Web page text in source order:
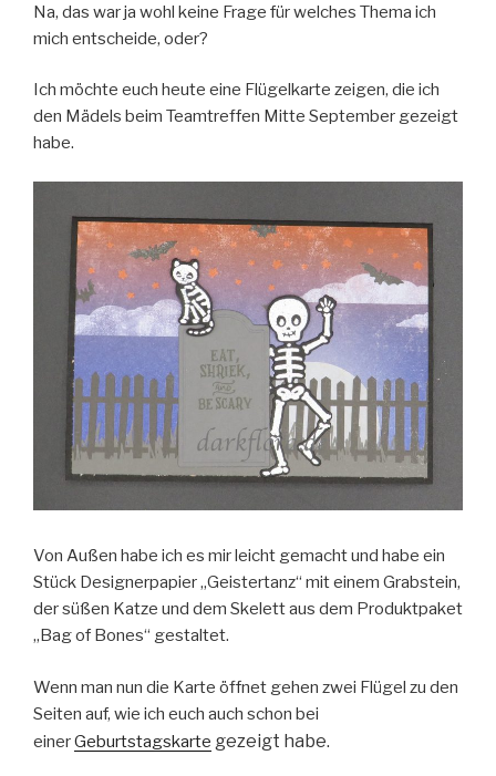
Na, das war ja wohl keine Frage für welches Thema ich
mich entscheide, oder?
Ich möchte euch heute eine Flügelkarte zeigen, die ich
den Mädels beim Teamtreffen Mitte September gezeigt
habe.
Von Außen habe ich es mir leicht gemacht und habe ein
Stück Designerpapier „Geistertanz“ mit einem Grabstein,
der süßen Katze und dem Skelett aus dem Produktpaket
„Bag of Bones“ gestaltet.
Wenn man nun die Karte öffnet gehen zwei Flügel zu den
Seiten auf, wie ich euch auch schon bei
einerGeburtstagskarte gezeigt habe.